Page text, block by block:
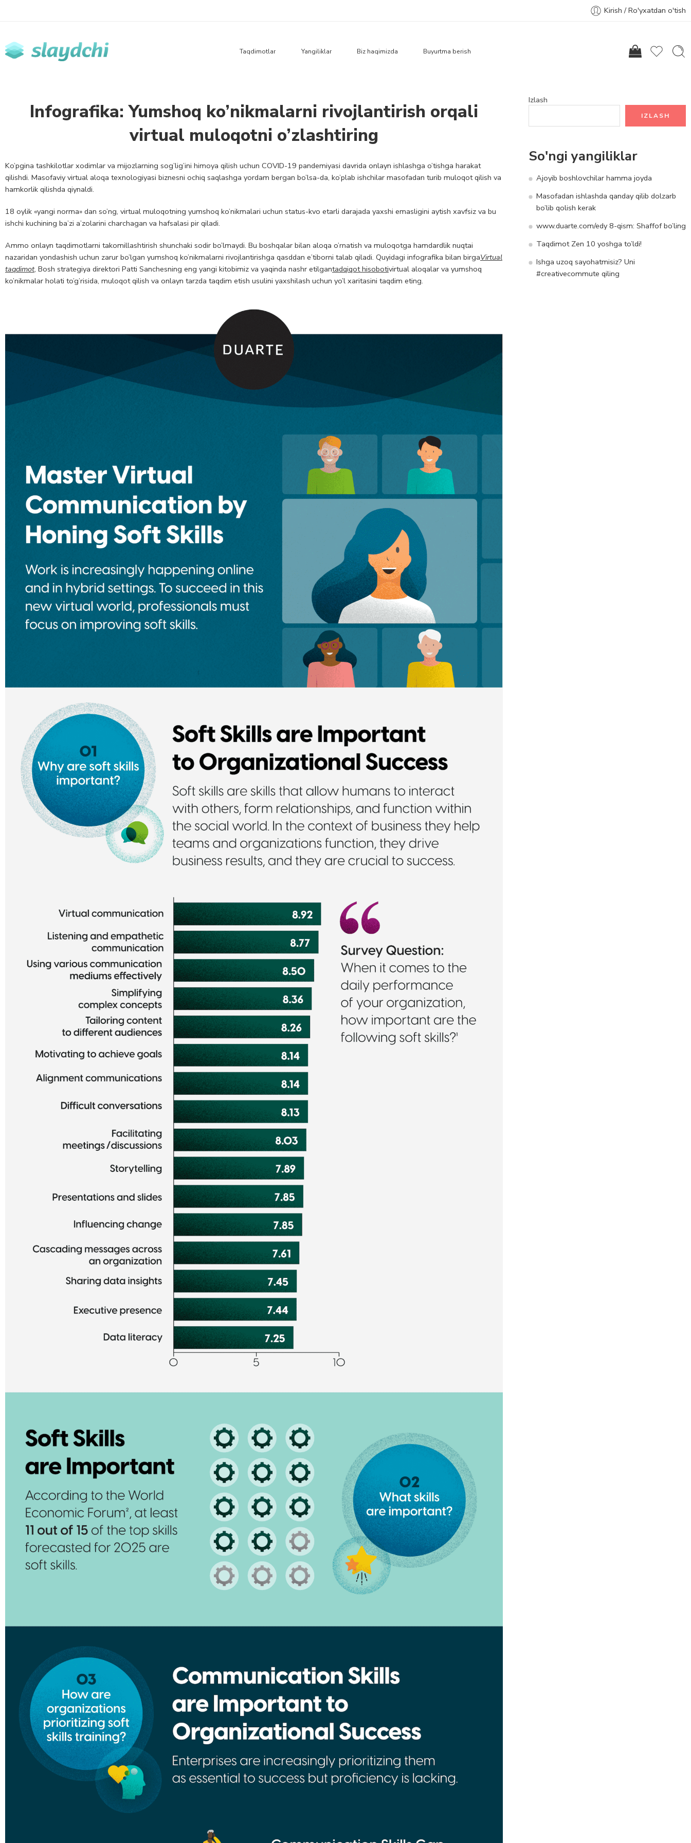
Kirish / Ro'yxatdan o'tish
Taqdimotlar Yangiliklar Biz haqimizda Buyurtma berish
Infografika: Yumshoq ko’nikmalarni rivojlantirish orqali
virtual muloqotni o’zlashtiring
Ko’pgina tashkilotlar xodimlar va mijozlarning sog’lig’ini himoya qilish uchun COVID-19 pandemiyasi davrida onlayn ishlashga o’tishga harakat
qilishdi. Masofaviy virtual aloqa texnologiyasi biznesni ochiq saqlashga yordam bergan bo’lsa-da, ko’plab ishchilar masofadan turib muloqot qilish va
hamkorlik qilishda qiynaldi.
18 oylik «yangi norma» dan so’ng, virtual muloqotning yumshoq ko’nikmalari uchun status-kvo etarli darajada yaxshi emasligini aytish xavfsiz va bu
ishchi kuchining ba’zi a’zolarini charchagan va hafsalasi pir qiladi.
Ammo onlayn taqdimotlarni takomillashtirish shunchaki sodir bo’lmaydi. Bu boshqalar bilan aloqa o’rnatish va muloqotga hamdardlik nuqtai
nazaridan yondashish uchun zarur bo’lgan yumshoq ko’nikmalarni rivojlantirishga qasddan e’tiborni talab qiladi. Quyidagi infografika bilan birgaVirtual
taqdimot, Bosh strategiya direktori Patti Sanchesning eng yangi kitobimiz va yaqinda nashr etilgantadqiqot hisobotivirtual aloqalar va yumshoq
ko’nikmalar holati to’g’risida, muloqot qilish va onlayn tarzda taqdim etish usulini yaxshilash uchun yo’l xaritasini taqdim eting.
Izlash
IZLASH
So'ngi yangiliklar
Ajoyib boshlovchilar hamma joyda
Masofadan ishlashda qanday qilib dolzarb
bo’lib qolish kerak
www.duarte.com/edy 8-qism: Shaffof bo’ling
Taqdimot Zen 10 yoshga to’ldi!
Ishga uzoq sayohatmisiz? Uni
#creativecommute qiling